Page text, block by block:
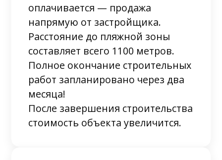
оплачивается — продажа
напрямую от застройщика.
Расстояние до пляжной зоны
составляет всего 1100 метров.
Полное окончание строительных
работ запланировано через два
месяца!
После завершения строительства
стоимость объекта увеличится.